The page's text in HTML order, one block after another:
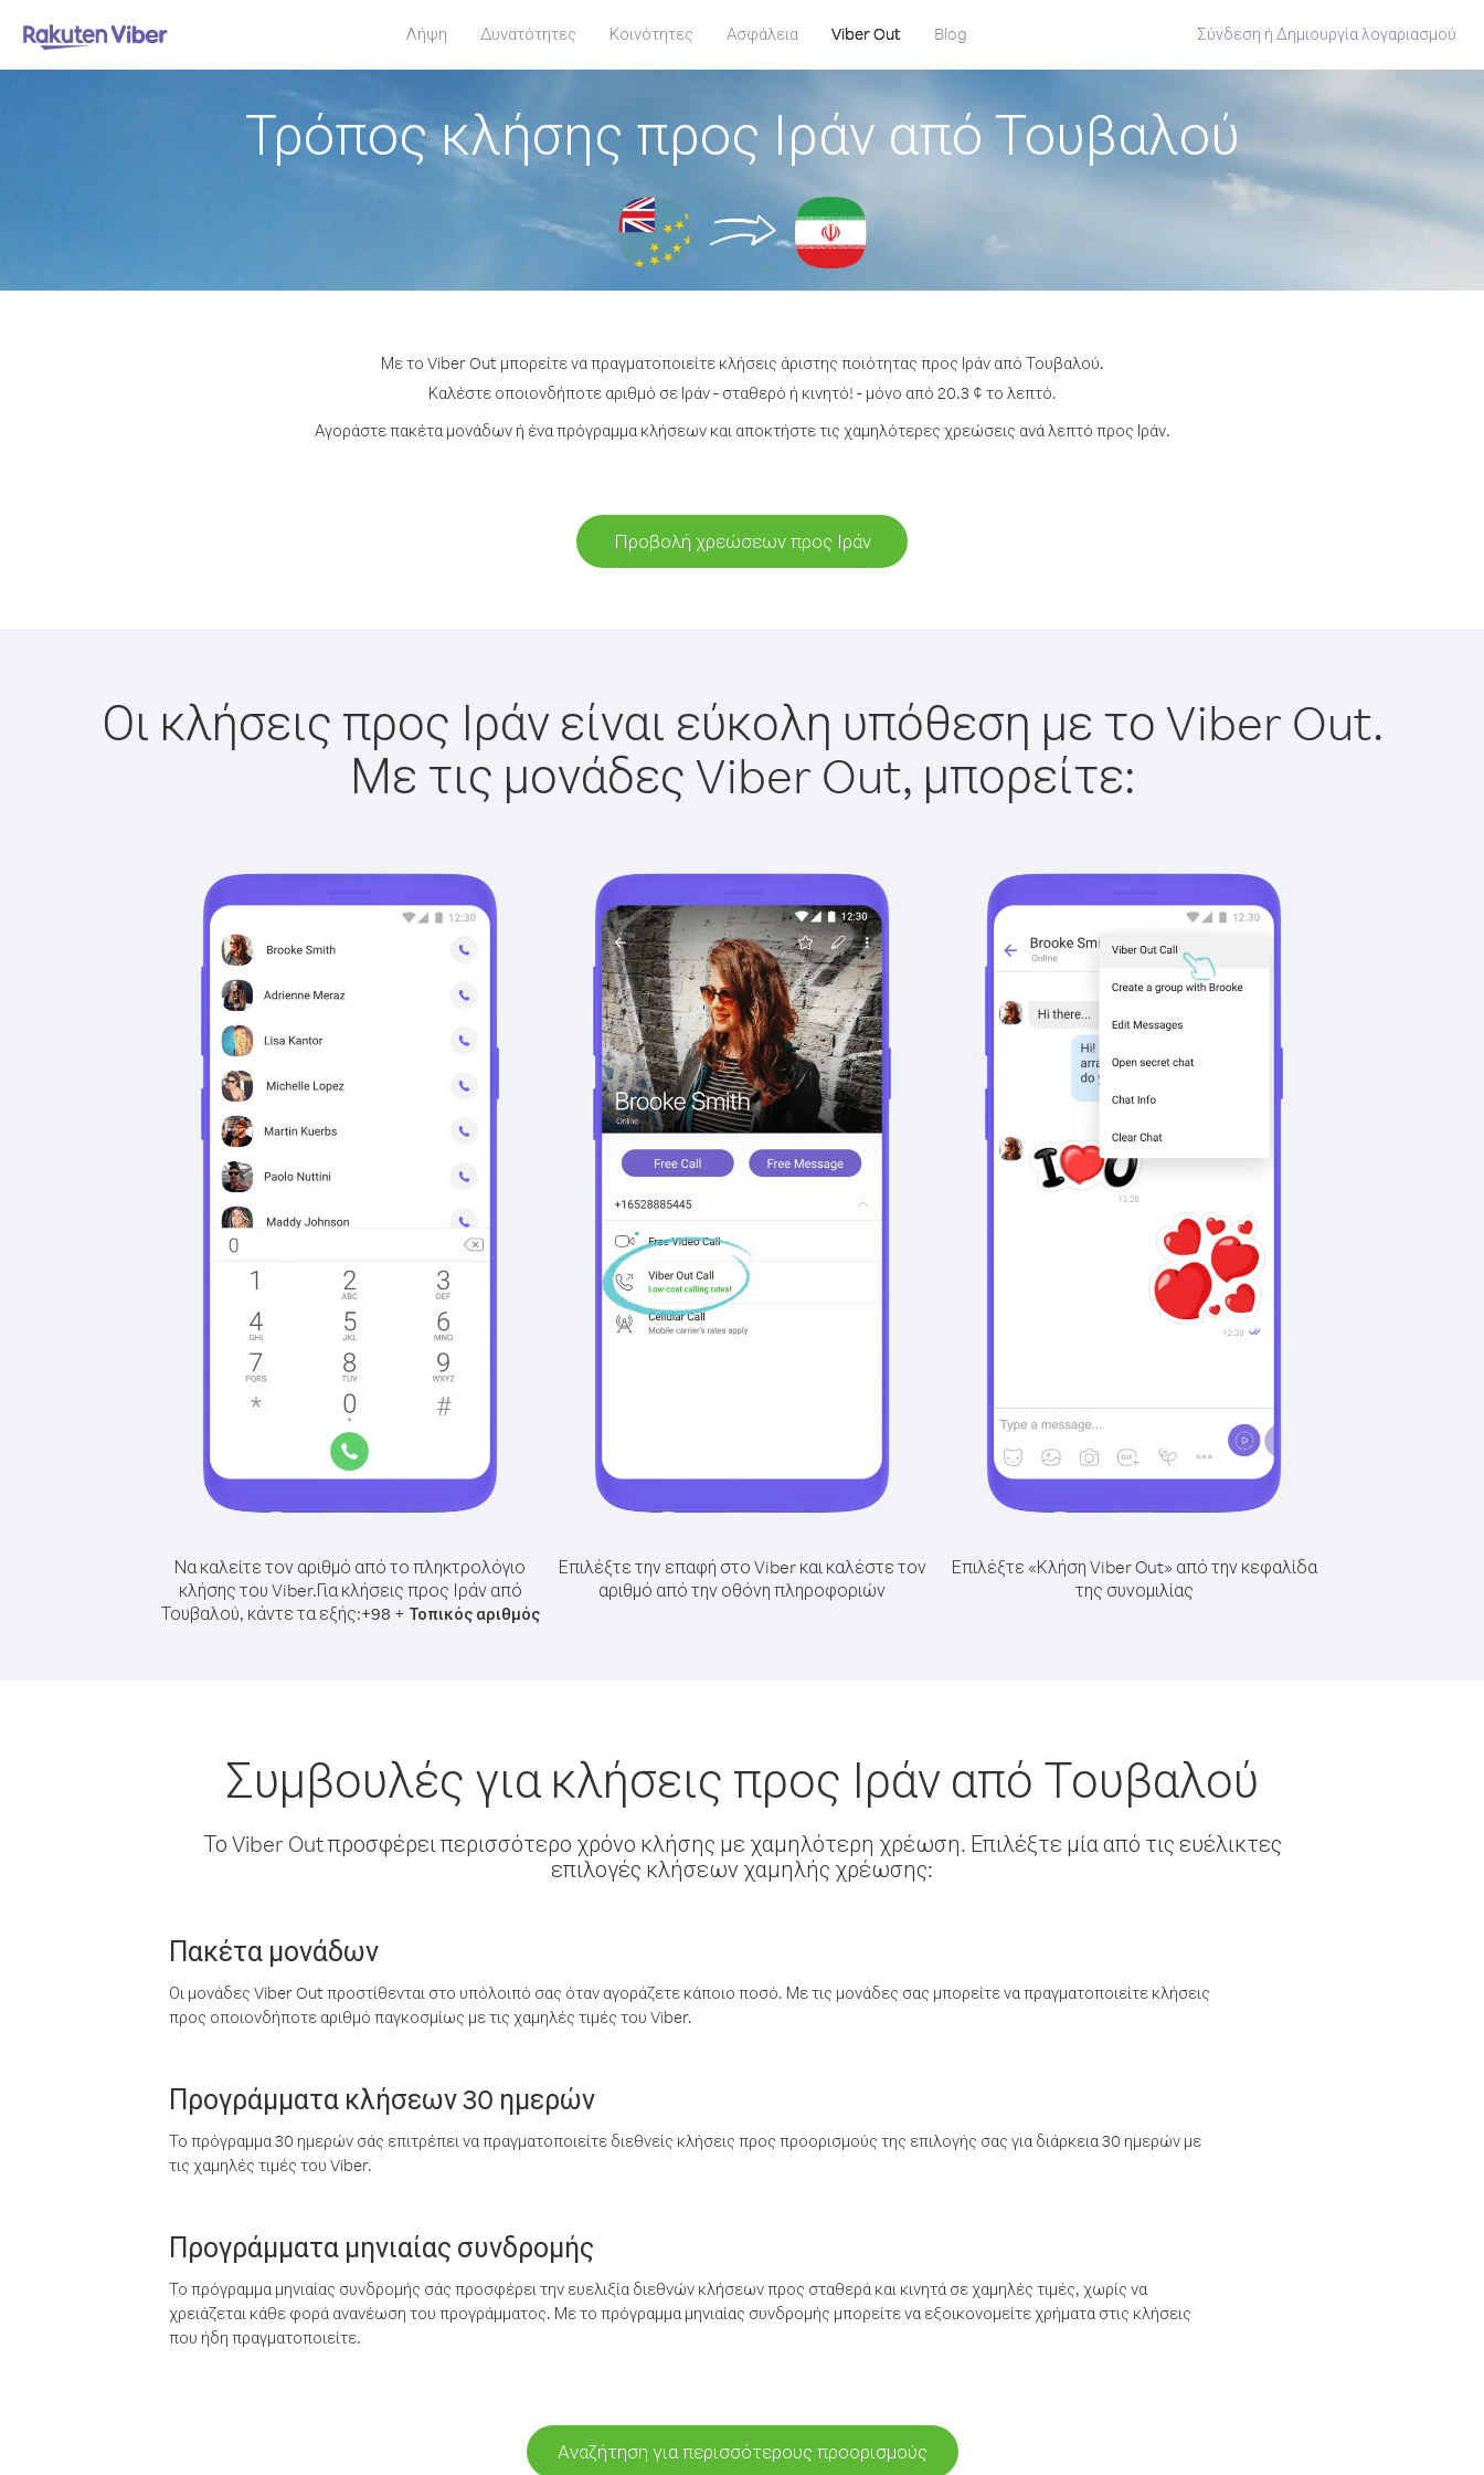
Λήψη Δυνατότητες Κοινότητες Ασφάλεια Viber Out Blog Σύνδεση ή Δημιουργία λογαριασμού
Τρόπος κλήσης προς Ιράν από Τουβαλού
Με το Viber Out μπορείτε να πραγματοποιείτε κλήσεις άριστης ποιότητας προς Ιράν από Τουβαλού.
Καλέστε οποιονδήποτε αριθμό σε Ιράν - σταθερό ή κινητό! - μόνο από 20.3 ¢ το λεπτό.
Αγοράστε πακέτα μονάδων ή ένα πρόγραμμα κλήσεων και αποκτήστε τις χαμηλότερες χρεώσεις ανά λεπτό προς Ιράν.
Προβολή χρεώσεων προς Ιράν
Οι κλήσεις προς Ιράν είναι εύκολη υπόθεση με το Viber Out.
Με τις μονάδες Viber Out, μπορείτε:
Να καλείτε τον αριθμό από το πληκτρολόγιο
κλήσης του Viber.Για κλήσεις προς Ιράν από
Τουβαλού, κάντε τα εξής:+98 + Τοπικός αριθμός
Επιλέξτε την επαφή στο Viber και καλέστε τον
αριθμό από την οθόνη πληροφοριών
Επιλέξτε «Κλήση Viber Out» από την κεφαλίδα
της συνομιλίας
Συμβουλές για κλήσεις προς Ιράν από Τουβαλού
Το Viber Out προσφέρει περισσότερο χρόνο κλήσης με χαμηλότερη χρέωση. Επιλέξτε μία από τις ευέλικτες
επιλογές κλήσεων χαμηλής χρέωσης:
Πακέτα μονάδων
Οι μονάδες Viber Out προστίθενται στο υπόλοιπό σας όταν αγοράζετε κάποιο ποσό. Με τις μονάδες σας μπορείτε να πραγματοποιείτε κλήσεις
προς οποιονδήποτε αριθμό παγκοσμίως με τις χαμηλές τιμές του Viber.
Προγράμματα κλήσεων 30 ημερών
Το πρόγραμμα 30 ημερών σάς επιτρέπει να πραγματοποιείτε διεθνείς κλήσεις προς προορισμούς της επιλογής σας για διάρκεια 30 ημερών με
τις χαμηλές τιμές του Viber.
Προγράμματα μηνιαίας συνδρομής
Το πρόγραμμα μηνιαίας συνδρομής σάς προσφέρει την ευελιξία διεθνών κλήσεων προς σταθερά και κινητά σε χαμηλές τιμές, χωρίς να
χρειάζεται κάθε φορά ανανέωση του προγράμματος. Με το πρόγραμμα μηνιαίας συνδρομής μπορείτε να εξοικονομείτε χρήματα στις κλήσεις
που ήδη πραγματοποιείτε.
Αναζήτηση για περισσότερους προορισμούς